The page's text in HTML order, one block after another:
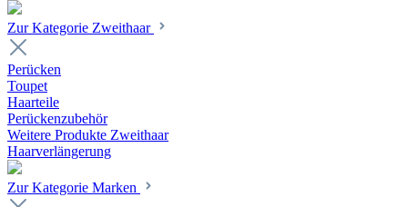
Zur Kategorie Zweithaar
Perücken
Toupet
Haarteile
Perückenzubehör
Weitere Produkte Zweithaar
Haarverlängerung
Zur Kategorie Marken